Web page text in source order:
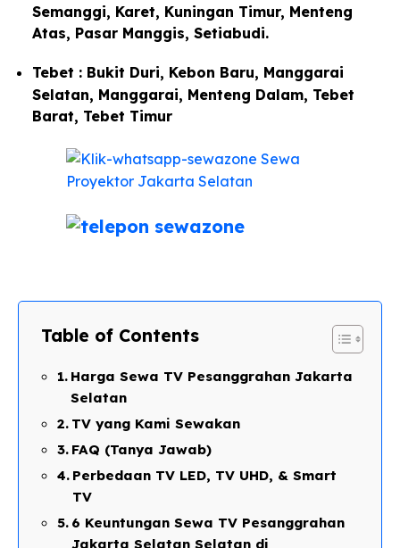
Semanggi, Karet, Kuningan Timur, Menteng
Atas, Pasar Manggis, Setiabudi.
Tebet : Bukit Duri, Kebon Baru, Manggarai
Selatan, Manggarai, Menteng Dalam, Tebet
Barat, Tebet Timur
Table of Contents
Harga Sewa TV Pesanggrahan Jakarta
Selatan
TV yang Kami Sewakan
FAQ (Tanya Jawab)
Perbedaan TV LED, TV UHD, & Smart
TV​
6 Keuntungan Sewa TV Pesanggrahan
Jakarta Selatan Selatan di